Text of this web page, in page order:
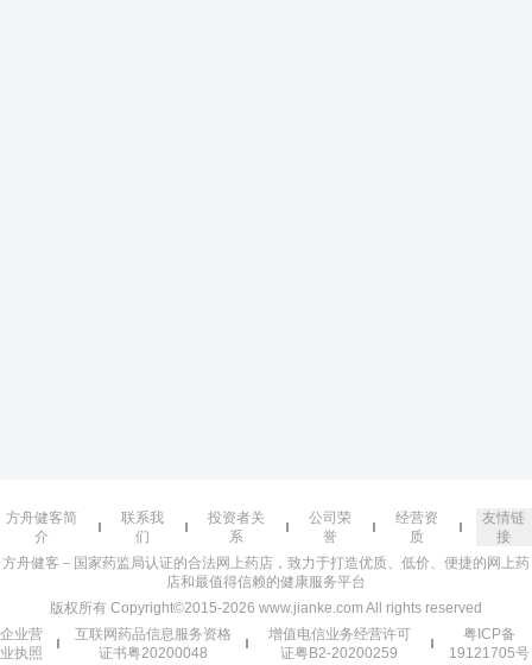
方舟健客简
介
联系我
们
投资者关
系
公司荣
誉
经营资
质
友情链
接
方舟健客－国家药监局认证的合法网上药店，致力于打造优质、低价、便捷的网上药
店和最值得信赖的健康服务平台
版权所有 Copyright©2015-2026 www.jianke.com All rights reserved
企业营
业执照
互联网药品信息服务资格
证书粤20200048
增值电信业务经营许可
证粤B2-20200259
粤ICP备
19121705号